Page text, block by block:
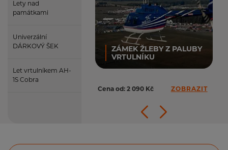
Lety nad
památkami
Univerzální
DÁRKOVÝ ŠEK
Let vrtulníkem AH-
1S Cobra
ZÁMEK ŽLEBY Z PALUBY
VRTULNÍKU
Cena od: 2 090 Kč ZOBRAZIT